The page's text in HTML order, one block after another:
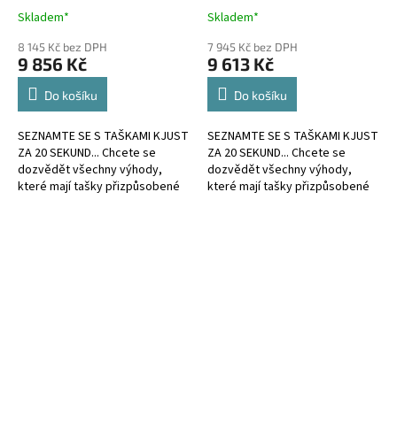
Skladem*
8 145 Kč bez DPH
9 856 Kč
Do košíku
SEZNAMTE SE S TAŠKAMI KJUST
ZA 20 SEKUND... Chcete se
dozvědět všechny výhody,
které mají tašky přizpůsobené
Skladem*
7 945 Kč bez DPH
9 613 Kč
Do košíku
SEZNAMTE SE S TAŠKAMI KJUST
ZA 20 SEKUND... Chcete se
dozvědět všechny výhody,
které mají tašky přizpůsobené